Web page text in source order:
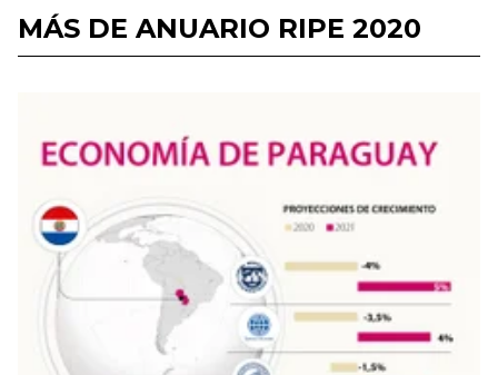
MÁS DE ANUARIO RIPE 2020